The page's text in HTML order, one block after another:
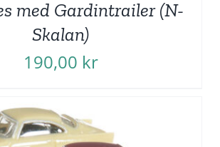
med Gardintrailer (N-
Skalan)
190,00 kr